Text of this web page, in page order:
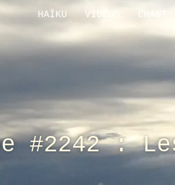
HAÏKU VIDÉOS CHANT
#2242 :